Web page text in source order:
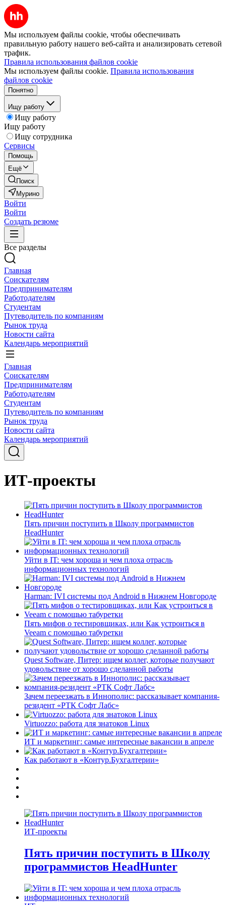
Мы используем файлы cookie, чтобы обеспечивать
правильную работу нашего веб-сайта и анализировать сетевой
трафик.
Правила использования файлов cookie
Мы используем файлы cookie. Правила использования
файлов cookie
Понятно
Ищу работу
Ищу работу
Ищу работу
Ищу сотрудника
Сервисы
Помощь
Ещё
Поиск
Мурино
Войти
Войти
Создать резюме
Все разделы
Главная
Соискателям
Предпринимателям
Работодателям
Студентам
Путеводитель по компаниям
Рынок труда
Новости сайта
Календарь мероприятий
Главная
Соискателям
Предпринимателям
Работодателям
Студентам
Путеводитель по компаниям
Рынок труда
Новости сайта
Календарь мероприятий
ИТ-проекты
Пять причин поступить в Школу программистов
HeadHunter
Уйти в IT: чем хороша и чем плоха отрасль
информационных технологий
Harman: IVI системы под Android в Нижнем Новгороде
Пять мифов о тестировщиках, или Как устроиться в
Veeam с помощью табуретки
Quest Software, Питер: ищем коллег, которые получают
удовольствие от хорошо сделанной работы
Зачем переезжать в Иннополис: рассказывает компания-
резидент «РТК Софт Лабс»
Virtuozzo: работа для знатоков Linux
ИТ и маркетинг: самые интересные вакансии в апреле
Как работают в «Контур.Бухгалтерии»
ИТ-проекты
Пять причин поступить в Школу
программистов HeadHunter